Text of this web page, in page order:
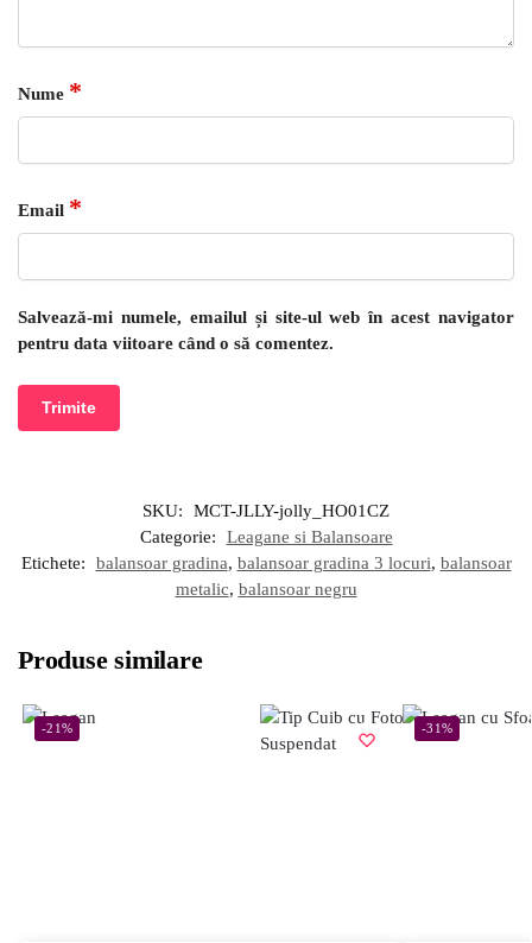
Nume *
Email *
Salvează-mi numele, emailul și site-ul web în acest navigator
pentru data viitoare când o să comentez.
SKU:
MCT-JLLY-jolly_HO01CZ
Categorie:
Leagane si Balansoare
Etichete:
balansoar gradina, balansoar gradina 3 locuri, balansoar
metalic, balansoar negru
Produse similare
-21% -31%